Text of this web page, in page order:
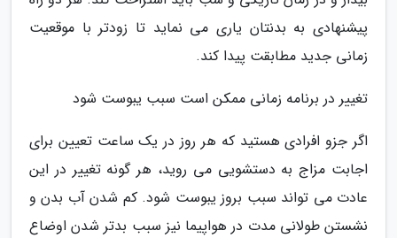
پیشنهادی به بدنتان یاری می نماید تا زودتر با موقعیت
زمانی جدید مطابقت پیدا کند.
تغییر در برنامه زمانی ممکن است سبب یبوست شود
اگر جزو افرادی هستید که هر روز در یک ساعت تعیین برای
اجابت مزاج به دستشویی می روید، هر گونه تغییر در این
عادت می تواند سبب بروز یبوست شود. کم شدن آب بدن و
نشستن طولانی مدت در هواپیما نیز سبب بدتر شدن اوضاع